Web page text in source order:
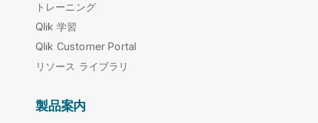
トレーニング
Qlik 学習
Qlik Customer Portal
リソース ライブラリ
製品案内